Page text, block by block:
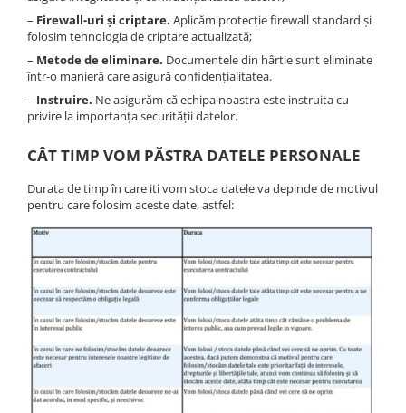
– Firewall-uri și criptare. Aplicăm protecție firewall standard și
folosim tehnologia de criptare actualizată;
– Metode de eliminare. Documentele din hârtie sunt eliminate
într-o manieră care asigură confidențialitatea.
– Instruire. Ne asigurăm că echipa noastra este instruita cu
privire la importanța securității datelor.
CÂT TIMP VOM PĂSTRA DATELE PERSONALE
Durata de timp în care iti vom stoca datele va depinde de motivul
pentru care folosim aceste date, astfel: